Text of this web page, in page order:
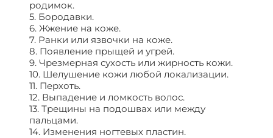
родимок.
5. Бородавки.
6. Жжение на коже.
7. Ранки или язвочки на коже.
8. Появление прыщей и угрей.
9. Чрезмерная сухость или жирность кожи.
10. Шелушение кожи любой локализации.
11. Перхоть.
12. Выпадение и ломкость волос.
13. Трещины на подошвах или между
пальцами.
14. Изменения ногтевых пластин.